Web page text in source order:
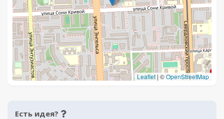
Leaflet | ©OpenStreetMap
Есть идея?